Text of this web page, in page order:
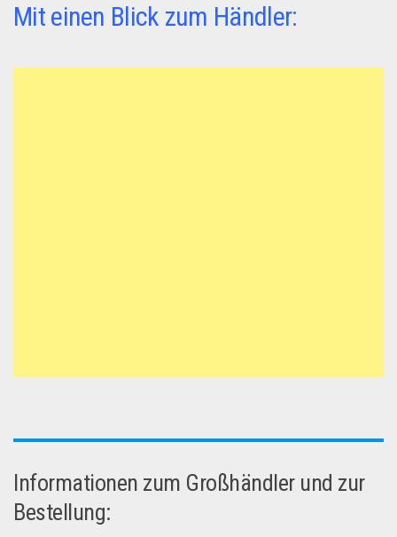
Mit einen Blick zum Händler:
Informationen zum Großhändler und zur
Bestellung: